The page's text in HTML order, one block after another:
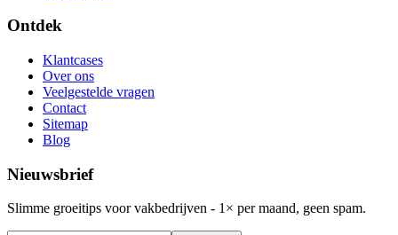
Ontdek
Klantcases
Over ons
Veelgestelde vragen
Contact
Sitemap
Blog
Nieuwsbrief
Slimme groeitips voor vakbedrijven - 1× per maand, geen spam.